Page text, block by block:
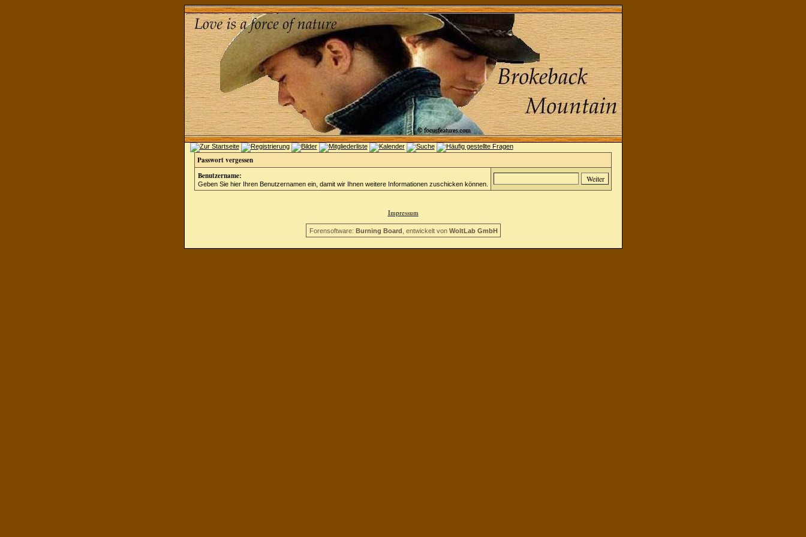
Passwort vergessen
Benutzername:
Geben Sie hier Ihren Benutzernamen ein, damit wir Ihnen weitere Informationen zuschicken können.
Impressum
Forensoftware: Burning Board , entwickelt von WoltLab GmbH